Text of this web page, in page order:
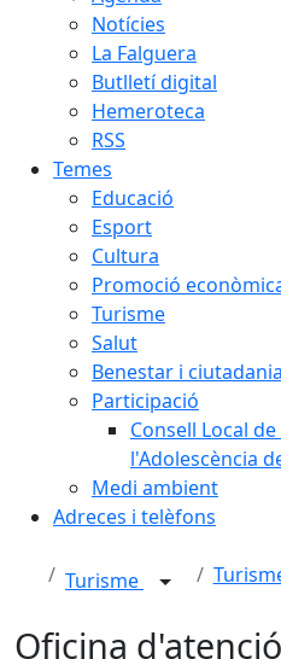
Notícies
La Falguera
Butlletí digital
Hemeroteca
RSS
Temes
Educació
Esport
Cultura
Promoció
Turisme
Salut
Benestar i ciutadania
Participació
Consell Local
l'Adolescència
Medi ambient
Adreces i telèfons
Turisme
Oficina